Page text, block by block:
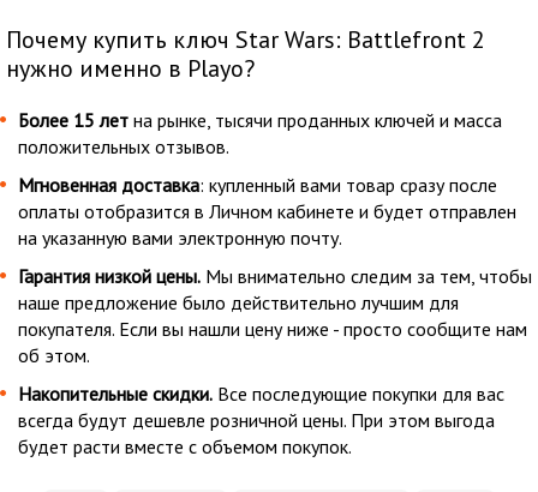
Почему купить ключ Star Wars: Battlefront 2
нужно именно в Playo?
Более 15 лет на рынке, тысячи проданных ключей и масса
положительных отзывов.
Мгновенная доставка: купленный вами товар сразу после
оплаты отобразится в Личном кабинете и будет отправлен
на указанную вами электронную почту.
Гарантия низкой цены. Мы внимательно следим за тем, чтобы
наше предложение было действительно лучшим для
покупателя. Если вы нашли цену ниже - просто сообщите нам
об этом.
Накопительные скидки. Все последующие покупки для вас
всегда будут дешевле розничной цены. При этом выгода
будет расти вместе с объемом покупок.